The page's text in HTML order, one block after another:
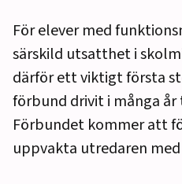
För elever med
särskild utsatthet i
därför ett viktigt första
förbund drivit i många
Förbundet kommer att
uppvakta utredaren